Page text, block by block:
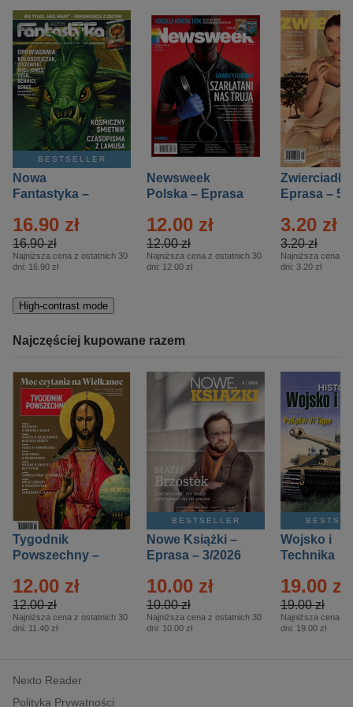
BESTSELLER
Nowa
Fantastyka –
16.90 zł
16.90 zł
Najniższa cena z ostatnich 30
dni: 16.90 zł
Newsweek
Polska – Eprasa
12.00 zł
12.00 zł
Najniższa cena z ostatnich 30
dni: 12.00 zł
Zwierciadło
Eprasa – 5/
3.20 zł
3.20 zł
Najniższa cena z
dni: 3.20 zł
High-contrast mode
Najczęściej kupowane razem
Tygodnik
Powszechny –
12.00 zł
12.00 zł
Najniższa cena z ostatnich 30
dni: 11.40 zł
BESTSELLER
Nowe Książki –
Eprasa – 3/2026
10.00 zł
10.00 zł
Najniższa cena z ostatnich 30
dni: 10.00 zł
Wojsko i
Technika
– 2/2026
19.00 zł
19.00 zł
Najniższa cena z
dni: 19.00 zł
Nexto Reader
Polityka Prywatności